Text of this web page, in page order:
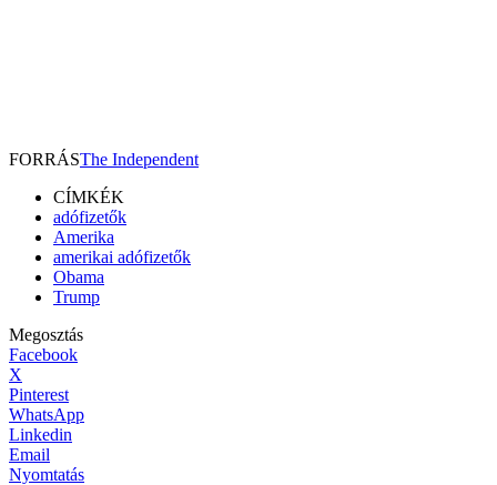
FORRÁSThe Independent
CÍMKÉK
adófizetők
Amerika
amerikai adófizetők
Obama
Trump
Megosztás
Facebook
X
Pinterest
WhatsApp
Linkedin
Email
Nyomtatás